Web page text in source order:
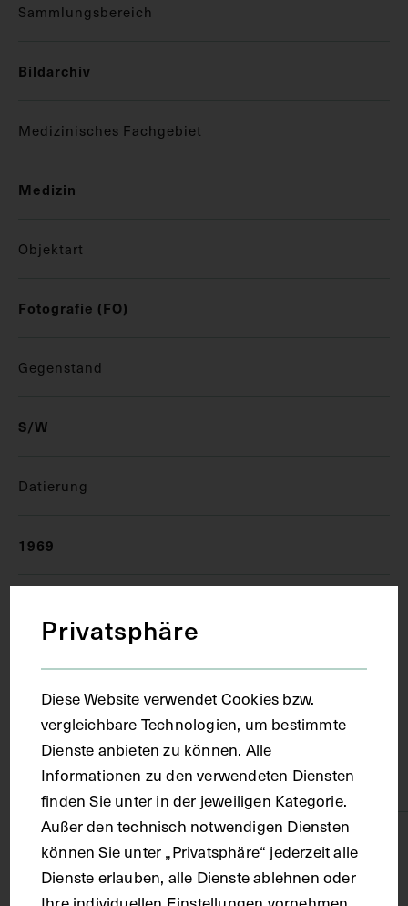
Sammlungsbereich
Bildarchiv
Medizinisches Fachgebiet
Medizin
Objektart
Fotografie (FO)
Gegenstand
S/W
Datierung
1969
Material
Papier
Fotografie
Privatsphäre
Diese Website verwendet Cookies bzw.
vergleichbare Technologien, um bestimmte
Dienste anbieten zu können. Alle
Informationen zu den verwendeten Diensten
finden Sie unter in der jeweiligen Kategorie.
Außer den technisch notwendigen Diensten
können Sie unter „Privatsphäre“ jederzeit alle
Dienste erlauben, alle Dienste ablehnen oder